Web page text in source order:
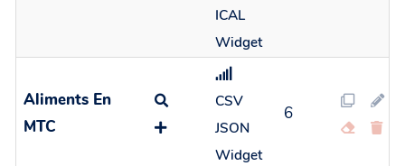
ICAL
Widget
Aliments En
MTC
CSV
JSON
Widget
6